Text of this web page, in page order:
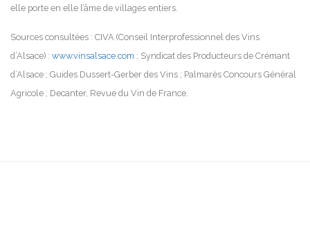
elle porte en elle l’âme de villages entiers.
Sources consultées : CIVA (Conseil Interprofessionnel des Vins
d’Alsace) : www.vinsalsace.com ; Syndicat des Producteurs de Crémant
d’Alsace ; Guides Dussert-Gerber des Vins ; Palmarès Concours Général
Agricole ; Decanter, Revue du Vin de France.